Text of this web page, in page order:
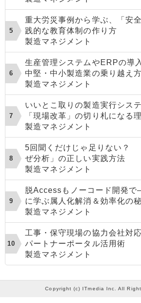
重大労災事例から学ぶ、「安
践的な教育体制の作り方
製造マネジメント
生産管理システムやERPの導
中堅・中小製造業の乗り越え
製造マネジメント
いいとこ取りの製造実行シス
「現場改革」の切り札になる
製造マネジメント
5回聞くだけじゃ足りない？
ぜ分析」の正しい実践方法
製造マネジメント
脱Accessもノーコード開発
に学ぶ属人化解消＆効率化の
製造マネジメント
工事・保守現場の協力会社対
パートナーポータル活用術
製造マネジメント
Copyright (c) ITmedia Inc. All